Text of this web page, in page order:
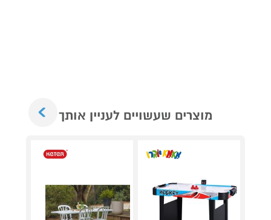
מוצרים שעשויים לעניין אותך